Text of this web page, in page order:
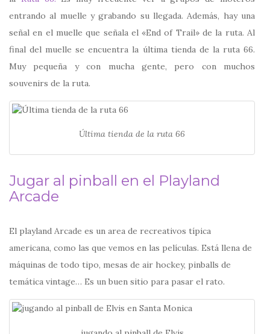
entrando al muelle y grabando su llegada. Además, hay una
señal en el muelle que señala el «End of Trail» de la ruta. Al
final del muelle se encuentra la última tienda de la ruta 66.
Muy pequeña y con mucha gente, pero con muchos
souvenirs de la ruta.
Última tienda de la ruta 66
Jugar al pinball en el Playland
Arcade
El playland Arcade es un area de recreativos típica
americana, como las que vemos en las películas. Está llena de
máquinas de todo tipo, mesas de air hockey, pinballs de
temática vintage… Es un buen sitio para pasar el rato.